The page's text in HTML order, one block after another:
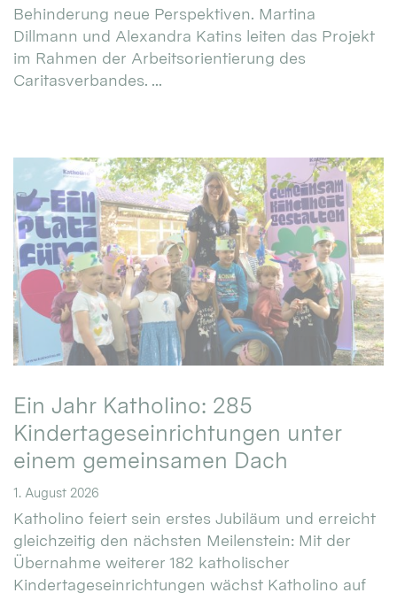
Behinderung neue Perspektiven. Martina
Dillmann und Alexandra Katins leiten das Projekt
im Rahmen der Arbeitsorientierung des
Caritasverbandes. ...
Ein Jahr Katholino: 285
Kindertageseinrichtungen unter
einem gemeinsamen Dach
1. August 2026
Katholino feiert sein erstes Jubiläum und erreicht
gleichzeitig den nächsten Meilenstein: Mit der
Übernahme weiterer 182 katholischer
Kindertageseinrichtungen wächst Katholino auf